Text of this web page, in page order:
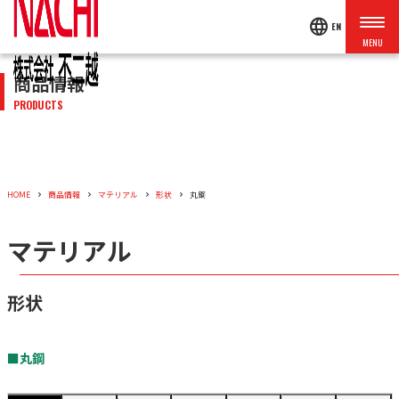
language EN
商品情報
PRODUCTS
HOME 商品情報 マテリアル 形状 丸鋼
マテリアル
形状
■丸鋼